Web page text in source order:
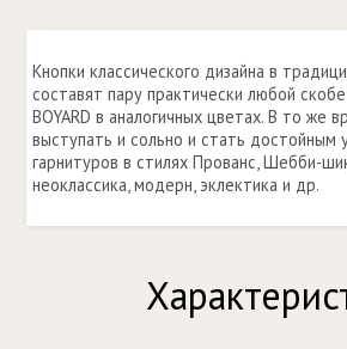
Кнопки классического дизайна в
составят пару практически любой
BOYARD в аналогичных цветах. В то же
выступать и сольно и стать достойным
гарнитуров в стилях Прованс, Шебби-
неоклассика, модерн, эклектика и др.